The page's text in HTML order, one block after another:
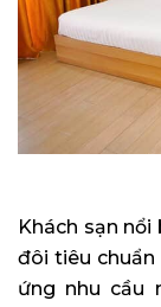
Khách sạn
đôi tiêu
ứng nhu cầu